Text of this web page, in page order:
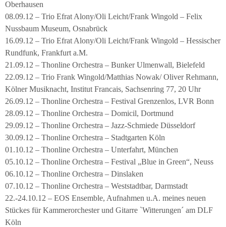
Oberhausen
08.09.12 – Trio Efrat Alony/Oli Leicht/Frank Wingold – Felix
Nussbaum Museum, Osnabrück
16.09.12 – Trio Efrat Alony/Oli Leicht/Frank Wingold – Hessischer
Rundfunk, Frankfurt a.M.
21.09.12 – Thonline Orchestra – Bunker Ulmenwall, Bielefeld
22.09.12 – Trio Frank Wingold/Matthias Nowak/ Oliver Rehmann,
Kölner Musiknacht, Institut Francais, Sachsenring 77, 20 Uhr
26.09.12 – Thonline Orchestra – Festival Grenzenlos, LVR Bonn
28.09.12 – Thonline Orchestra – Domicil, Dortmund
29.09.12 – Thonline Orchestra – Jazz-Schmiede Düsseldorf
30.09.12 – Thonline Orchestra – Stadtgarten Köln
01.10.12 – Thonline Orchestra – Unterfahrt, München
05.10.12 – Thonline Orchestra – Festival „Blue in Green“, Neuss
06.10.12 – Thonline Orchestra – Dinslaken
07.10.12 – Thonline Orchestra – Weststadtbar, Darmstadt
22.-24.10.12 – EOS Ensemble, Aufnahmen u.A. meines neuen
Stückes für Kammerorchester und Gitarre `Witterungen´ am DLF
Köln